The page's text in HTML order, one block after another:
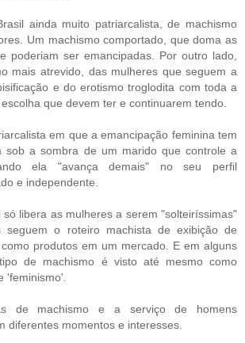
ainda muito patriarcalista, de machismo
Um machismo comportado, que doma as
poderiam ser emancipadas. Por outro lado,
mais atrevido, das mulheres que seguem a
e do erotismo troglodita com toda a
que devem ter e continuarem tendo.
em que a emancipação feminina tem
sob a sombra de um marido que controle a
ela "avança demais" no seu perfil
e independente.
só libera as mulheres a serem "solteiríssimas"
seguem o roteiro machista de exibição de
produtos em um mercado. E em alguns
de machismo é visto até mesmo como
'feminismo'.
de machismo e a serviço de homens
diferentes momentos e interesses.